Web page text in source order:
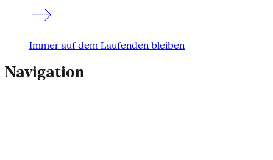
Immer auf dem Laufenden bleiben
Navigation